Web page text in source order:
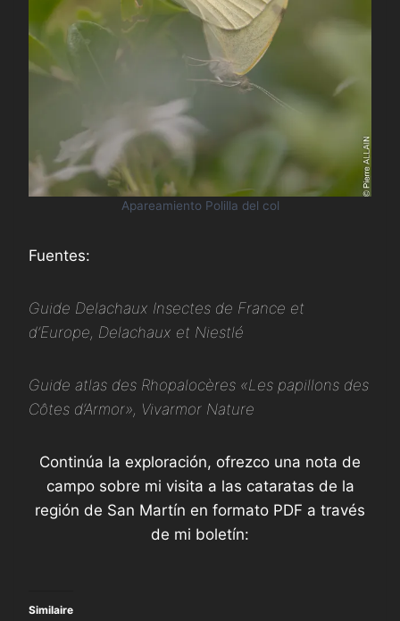
Apareamiento Polilla del col
Fuentes:
Guide Delachaux Insectes de France et
d’Europe, Delachaux et Niestlé
Guide atlas des Rhopalocères «Les papillons des
Côtes d’Armor», Vivarmor Nature
Continúa la exploración, ofrezco una nota de
campo sobre mi visita a las cataratas de la
región de San Martín en formato PDF a través
de mi boletín:
Similaire